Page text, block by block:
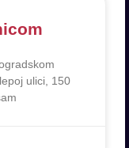
ulici, 150